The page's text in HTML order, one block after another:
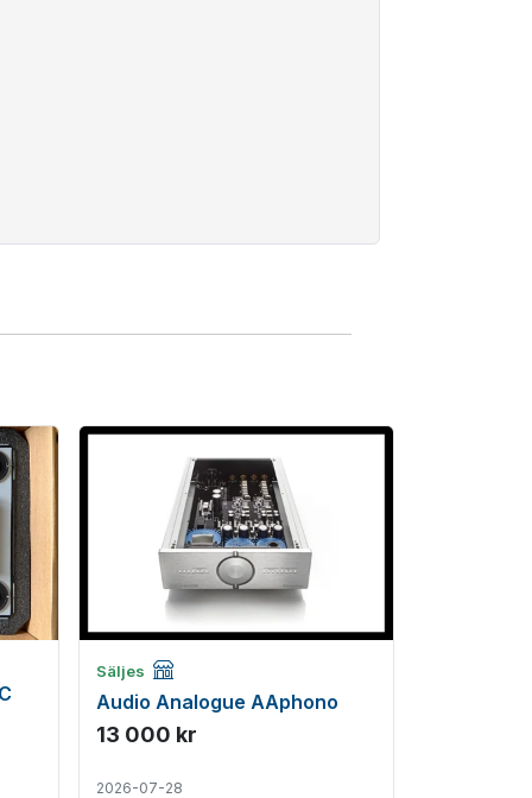
Säljes Företagsannons
Audio Analogue AAphono
13 000 kr
2026-07-28